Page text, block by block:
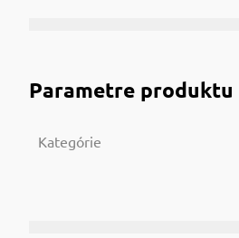
Parametre produktu
Kategórie